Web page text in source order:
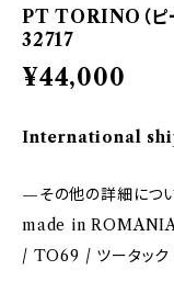
PT TORINO（ピ
32717
¥44,000
International
—その他の詳細につ
made in
/ TO69 / ツータック